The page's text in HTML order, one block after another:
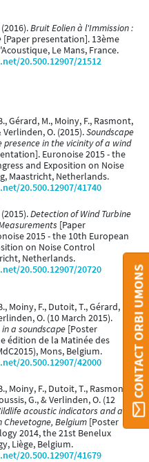
Bruit Eolien à l'Immission :
[Paper presentation]. 13ème
Le Mans, France.
20.500.12907/21512
Gérard, M., Moiny, F., Rasmont,
Verlinden, O. (2015).Soundscape
in the vicinity of a wind
Euronoise 2015 - the
and Exposition on Noise
Maastricht, Netherlands.
20.500.12907/41740
Detection of Wind Turbine
[Paper
2015 - the 10th European
on Noise Control
Netherlands.
20.500.12907/20720
Moiny, F., Dutoit, T., Gérard, M.,
O. (10 March 2015).
a soundscape [Poster
édition de la Matinée des
Mons, Belgium.
20.500.12907/42000
Moiny, F., Dutoit, T., Rasmont,
G., & Verlinden, O. (12
acoustic indicators and a
Chevetogne, Belgium [Poster
2014, the 21st Benelux
Liège, Belgium.
20.500.12907/41679
CONTACT ORBI UMONS